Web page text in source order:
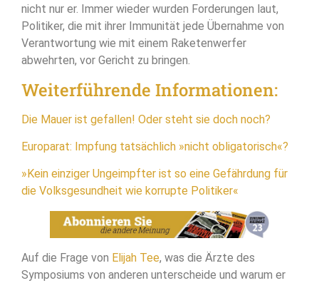
nicht nur er. Immer wieder wurden Forderungen laut,
Politiker, die mit ihrer Immunität jede Übernahme von
Verantwortung wie mit einem Raketenwerfer
abwehrten, vor Gericht zu bringen.
Weiterführende Informationen:
Die Mauer ist gefallen! Oder steht sie doch noch?
Europarat: Impfung tatsächlich »nicht obligatorisch«?
»Kein einziger Ungeimpfter ist so eine Gefährdung für
die Volksgesundheit wie korrupte Politiker«
Auf die Frage von Elijah Tee, was die Ärzte des
Symposiums von anderen unterscheide und warum er